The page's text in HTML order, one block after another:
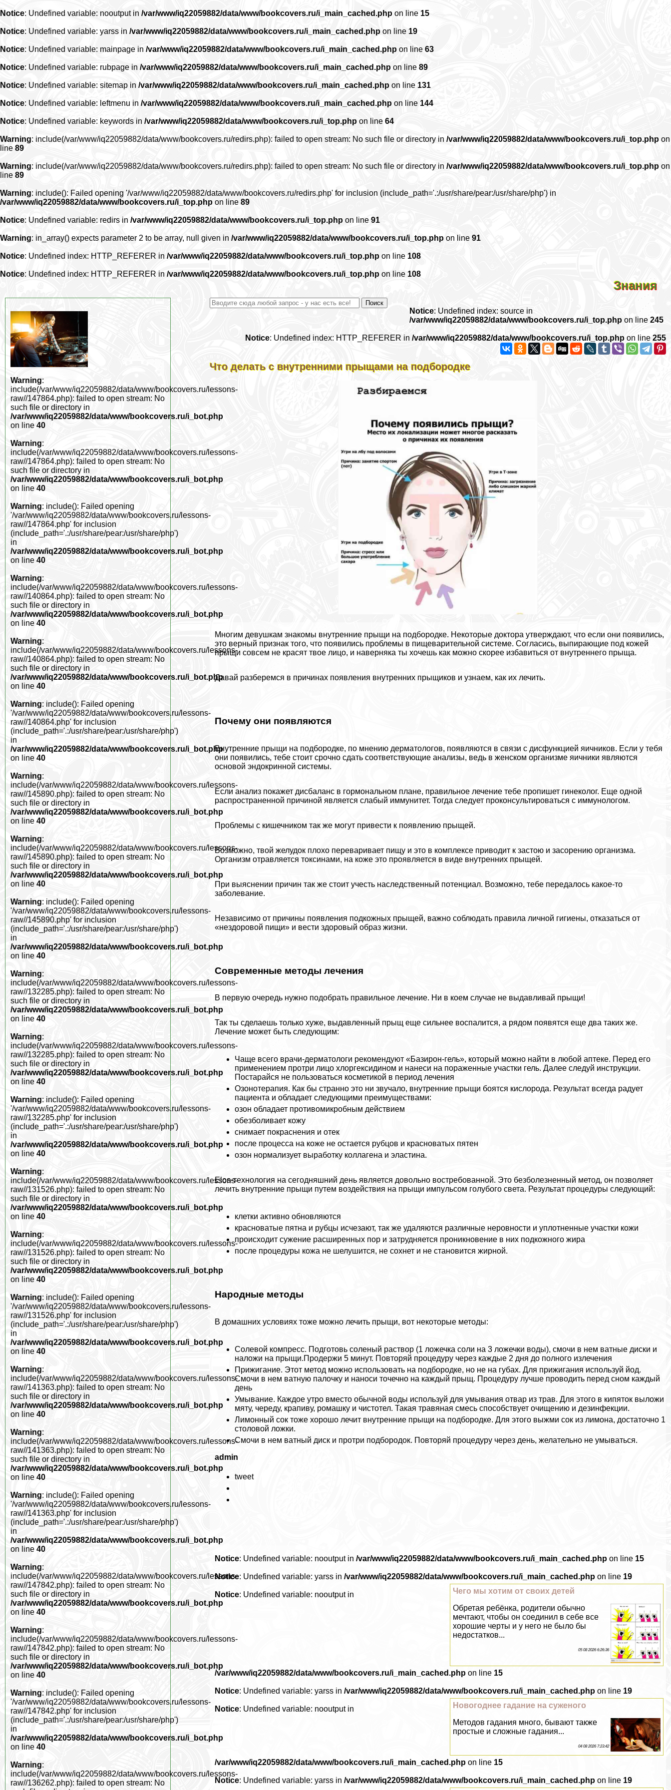
Notice: Undefined variable: nooutput in /var/www/iq22059882/data/www/bookcovers.ru/i_main_cached.php on line 15
Notice: Undefined variable: yarss in /var/www/iq22059882/data/www/bookcovers.ru/i_main_cached.php on line 19
Notice: Undefined variable: mainpage in /var/www/iq22059882/data/www/bookcovers.ru/i_main_cached.php on line 63
Notice: Undefined variable: rubpage in /var/www/iq22059882/data/www/bookcovers.ru/i_main_cached.php on line 89
Notice: Undefined variable: sitemap in /var/www/iq22059882/data/www/bookcovers.ru/i_main_cached.php on line 131
Notice: Undefined variable: leftmenu in /var/www/iq22059882/data/www/bookcovers.ru/i_main_cached.php on line 144
Notice: Undefined variable: keywords in /var/www/iq22059882/data/www/bookcovers.ru/i_top.php on line 64
Warning: include(/var/www/iq22059882/data/www/bookcovers.ru/redirs.php): failed to open stream: No such file or directory in /var/www/iq22059882/data/www/bookcovers.ru/i_top.php on
line 89
Warning: include(/var/www/iq22059882/data/www/bookcovers.ru/redirs.php): failed to open stream: No such file or directory in /var/www/iq22059882/data/www/bookcovers.ru/i_top.php on
line 89
Warning: include(): Failed opening '/var/www/iq22059882/data/www/bookcovers.ru/redirs.php' for inclusion (include_path='.:/usr/share/pear:/usr/share/php') in
/var/www/iq22059882/data/www/bookcovers.ru/i_top.php on line 89
Notice: Undefined variable: redirs in /var/www/iq22059882/data/www/bookcovers.ru/i_top.php on line 91
Warning: in_array() expects parameter 2 to be array, null given in /var/www/iq22059882/data/www/bookcovers.ru/i_top.php on line 91
Notice: Undefined index: HTTP_REFERER in /var/www/iq22059882/data/www/bookcovers.ru/i_top.php on line 108
Notice: Undefined index: HTTP_REFERER in /var/www/iq22059882/data/www/bookcovers.ru/i_top.php on line 108
Знания
Notice: Undefined index: source in
/var/www/iq22059882/data/www/bookcovers.ru/i_top.php on line245
Notice: Undefined index: HTTP_REFERER in /var/www/iq22059882/data/www/bookcovers.ru/i_top.php on line 255
Что делать с внутренними прыщами на подбородке
Многим дeвyшкам знакомы внутренние прыщи на подбородке. Некоторые доктора утверждают, что если они появились,
это верный признак того, что появились проблемы в пищеварительной системе. Согласись, выпирающие под кожей
прыщи совсем не красят твое лицо, и наверняка ты хочешь как можно скорее избавиться от внутреннего прыща.
Давай разберемся в причинах появления внутренних прыщиков и узнаем, как их лечить.
Почему они появляются
Внутренние прыщи на подбородке, по мнению дерматологов, появляются в связи с дисфункцией яичников. Если у тебя
они появились, тебе стоит срочно сдать соответствующие анализы, ведь в женском организме яичники являются
основой эндокринной системы.
Если анализ покажет дисбаланс в гормональном плане, правильное лечение тебе пропишет гинеколог. Еще одной
распространенной причиной является слабый иммунитет. Тогда следует проконсультироваться с иммунологом.
Проблемы с кишечником так же могут привести к появлению прыщей.
Возможно, твой желудок плохо переваривает пищу и это в комплексе приводит к застою и засорению организма.
Организм отравляется токсинами, на коже это проявляется в виде внутренних прыщей.
При выяснении причин так же стоит учесть наследственный потенциал. Возможно, тебе передалось какое-то
заболевание.
Независимо от причины появления подкожных прыщей, важно соблюдать правила личной гигиены, отказаться от
«нездоровой пищи» и вести здоровый образ жизни.
Современные методы лечения
В первую очередь нужно подобрать правильное лечение. Ни в коем случае не выдавливай прыщи!
Так ты сделаешь только хуже, выдавленный прыщ еще сильнее воспалится, а рядом появятся еще два таких же.
Лечение может быть следующим:
Чаще всего врачи-дерматологи рекомендуют «Базирон-гель», который можно найти в любой аптеке. Перед его
применением протри лицо хлоргексидином и нанеси на пораженные участки гель. Далее следуй инструкции.
Постарайся не пользоваться косметикой в период лечения
Озонотерапия. Как бы странно это ни звучало, внутренние прыщи боятся кислорода. Результат всегда радует
пациента и обладает следующими преимуществами:
озон обладает противомикробным действием
обезболивает кожу
снимает покраснения и отек
после процесса на коже не остается рубцов и красноватых пятен
озон нормализует выработку коллагена и эластина.
Elos-технология на сегодняшний день является довольно востребованной. Это безболезненный метод, он позволяет
лечить внутренние прыщи путем воздействия на прыщи импульсом гoлyбого света. Результат процедуры следующий:
клетки активно обновляются
красноватые пятна и рубцы исчезают, так же удаляются различные неровности и уплотненные участки кожи
происходит сужение расширенных пор и затрудняется проникновение в них подкожного жира
после процедуры кожа не шелушится, не сохнет и не становится жирной.
Народные методы
В домашних условиях тоже можно лечить прыщи, вот некоторые методы:
Солевой компресс. Подготовь соленый раствор (1 ложечка соли на 3 ложечки воды), смочи в нем ватные диски и
наложи на прыщи.Продержи 5 минут. Повторяй процедуру через каждые 2 дня до полного излечения
Прижигание. Этот метод можно использовать на подбородке, но не на губах. Для прижигания используй йод.
Смочи в нем ватную палочку и наноси точечно на каждый прыщ. Процедуру лучше проводить перед сном каждый
день
Умывание. Каждое утро вместо обычной воды используй для умывания отвар из трав. Для этого в кипяток выложи
мяту, череду, крапиву, ромашку и чистотел. Такая травяная смесь способствует очищению и дезинфекции.
Лимонный сок тоже хорошо лечит внутренние прыщи на подбородке. Для этого выжми сок из лимона, достаточно 1
столовой ложки.
Смочи в нем ватный диск и протри подбородок. Повторяй процедуру через день, желательно не умываться.
admin
tweet
Notice: Undefined variable: nooutput in/var/www/iq22059882/data/www/bookcovers.ru/i_main_cached.php on line 15
Notice: Undefined variable: yarss in/var/www/iq22059882/data/www/bookcovers.ru/i_main_cached.php on line 19
Чего мы хотим от своих детей
Обретая ребёнка, родители обычно
мечтают, чтобы он соединил в себе все
хорошие черты и у него не было бы
недостатков...
05 08 2026 6:26:36
Notice: Undefined variable: nooutput in
/var/www/iq22059882/data/www/bookcovers.ru/i_main_cached.php on line 15
Notice: Undefined variable: yarss in/var/www/iq22059882/data/www/bookcovers.ru/i_main_cached.php on line 19
Новогоднее гадание на суженого
Методов гадания много, бывают также
простые и сложные гадания...
04 08 2026 7:23:42
Notice: Undefined variable: nooutput in
/var/www/iq22059882/data/www/bookcovers.ru/i_main_cached.php on line 15
Notice: Undefined variable: yarss in/var/www/iq22059882/data/www/bookcovers.ru/i_main_cached.php on line 19
Warning:
include(/var/www/iq22059882/data/www/bookcovers.ru/lessons-
raw//147864.php): failed to open stream: No
such file or directory in
/var/www/iq22059882/data/www/bookcovers.ru/i_bot.php
on line 40
Warning:
include(/var/www/iq22059882/data/www/bookcovers.ru/lessons-
raw//147864.php): failed to open stream: No
such file or directory in
/var/www/iq22059882/data/www/bookcovers.ru/i_bot.php
on line 40
Warning: include(): Failed opening
'/var/www/iq22059882/data/www/bookcovers.ru/lessons-
raw//147864.php' for inclusion
(include_path='.:/usr/share/pear:/usr/share/php')
in
/var/www/iq22059882/data/www/bookcovers.ru/i_bot.php
on line 40
Warning:
include(/var/www/iq22059882/data/www/bookcovers.ru/lessons-
raw//140864.php): failed to open stream: No
such file or directory in
/var/www/iq22059882/data/www/bookcovers.ru/i_bot.php
on line 40
Warning:
include(/var/www/iq22059882/data/www/bookcovers.ru/lessons-
raw//140864.php): failed to open stream: No
such file or directory in
/var/www/iq22059882/data/www/bookcovers.ru/i_bot.php
on line 40
Warning: include(): Failed opening
'/var/www/iq22059882/data/www/bookcovers.ru/lessons-
raw//140864.php' for inclusion
(include_path='.:/usr/share/pear:/usr/share/php')
in
/var/www/iq22059882/data/www/bookcovers.ru/i_bot.php
on line 40
Warning:
include(/var/www/iq22059882/data/www/bookcovers.ru/lessons-
raw//145890.php): failed to open stream: No
such file or directory in
/var/www/iq22059882/data/www/bookcovers.ru/i_bot.php
on line 40
Warning:
include(/var/www/iq22059882/data/www/bookcovers.ru/lessons-
raw//145890.php): failed to open stream: No
such file or directory in
/var/www/iq22059882/data/www/bookcovers.ru/i_bot.php
on line 40
Warning: include(): Failed opening
'/var/www/iq22059882/data/www/bookcovers.ru/lessons-
raw//145890.php' for inclusion
(include_path='.:/usr/share/pear:/usr/share/php')
in
/var/www/iq22059882/data/www/bookcovers.ru/i_bot.php
on line 40
Warning:
include(/var/www/iq22059882/data/www/bookcovers.ru/lessons-
raw//132285.php): failed to open stream: No
such file or directory in
/var/www/iq22059882/data/www/bookcovers.ru/i_bot.php
on line 40
Warning:
include(/var/www/iq22059882/data/www/bookcovers.ru/lessons-
raw//132285.php): failed to open stream: No
such file or directory in
/var/www/iq22059882/data/www/bookcovers.ru/i_bot.php
on line 40
Warning: include(): Failed opening
'/var/www/iq22059882/data/www/bookcovers.ru/lessons-
raw//132285.php' for inclusion
(include_path='.:/usr/share/pear:/usr/share/php')
in
/var/www/iq22059882/data/www/bookcovers.ru/i_bot.php
on line 40
Warning:
include(/var/www/iq22059882/data/www/bookcovers.ru/lessons-
raw//131526.php): failed to open stream: No
such file or directory in
/var/www/iq22059882/data/www/bookcovers.ru/i_bot.php
on line 40
Warning:
include(/var/www/iq22059882/data/www/bookcovers.ru/lessons-
raw//131526.php): failed to open stream: No
such file or directory in
/var/www/iq22059882/data/www/bookcovers.ru/i_bot.php
on line 40
Warning: include(): Failed opening
'/var/www/iq22059882/data/www/bookcovers.ru/lessons-
raw//131526.php' for inclusion
(include_path='.:/usr/share/pear:/usr/share/php')
in
/var/www/iq22059882/data/www/bookcovers.ru/i_bot.php
on line 40
Warning:
include(/var/www/iq22059882/data/www/bookcovers.ru/lessons-
raw//141363.php): failed to open stream: No
such file or directory in
/var/www/iq22059882/data/www/bookcovers.ru/i_bot.php
on line 40
Warning:
include(/var/www/iq22059882/data/www/bookcovers.ru/lessons-
raw//141363.php): failed to open stream: No
such file or directory in
/var/www/iq22059882/data/www/bookcovers.ru/i_bot.php
on line 40
Warning: include(): Failed opening
'/var/www/iq22059882/data/www/bookcovers.ru/lessons-
raw//141363.php' for inclusion
(include_path='.:/usr/share/pear:/usr/share/php')
in
/var/www/iq22059882/data/www/bookcovers.ru/i_bot.php
on line 40
Warning:
include(/var/www/iq22059882/data/www/bookcovers.ru/lessons-
raw//147842.php): failed to open stream: No
such file or directory in
/var/www/iq22059882/data/www/bookcovers.ru/i_bot.php
on line 40
Warning:
include(/var/www/iq22059882/data/www/bookcovers.ru/lessons-
raw//147842.php): failed to open stream: No
such file or directory in
/var/www/iq22059882/data/www/bookcovers.ru/i_bot.php
on line 40
Warning: include(): Failed opening
'/var/www/iq22059882/data/www/bookcovers.ru/lessons-
raw//147842.php' for inclusion
(include_path='.:/usr/share/pear:/usr/share/php')
in
/var/www/iq22059882/data/www/bookcovers.ru/i_bot.php
on line 40
Warning:
include(/var/www/iq22059882/data/www/bookcovers.ru/lessons-
raw//136262.php): failed to open stream: No